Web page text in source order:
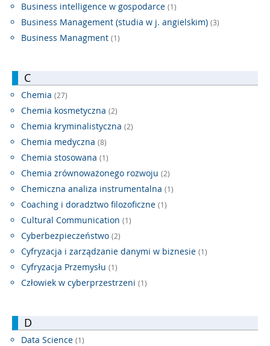
Business intelligence w gospodarce (1)
Business Management (studia w j. angielskim) (3)
Business Managment (1)
C
Chemia (27)
Chemia kosmetyczna (2)
Chemia kryminalistyczna (2)
Chemia medyczna (8)
Chemia stosowana (1)
Chemia zrównoważonego rozwoju (2)
Chemiczna analiza instrumentalna (1)
Coaching i doradztwo filozoficzne (1)
Cultural Communication (1)
Cyberbezpieczeństwo (2)
Cyfryzacja i zarządzanie danymi w biznesie (1)
Cyfryzacja Przemysłu (1)
Człowiek w cyberprzestrzeni (1)
D
Data Science (1)